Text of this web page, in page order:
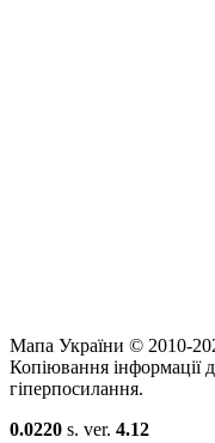
Мапа України © 2010-
Копіювання інформації
гіперпосилання.
0.0220 s. ver. 4.12